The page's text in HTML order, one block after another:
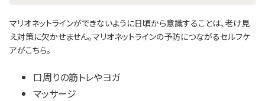
マリオネットラインができないように日頃から意識することは、老け見
え対策に欠かせません。マリオネットラインの予防につながるセルフケ
アがこちら。
口周りの筋トレやヨガ
マッサージ